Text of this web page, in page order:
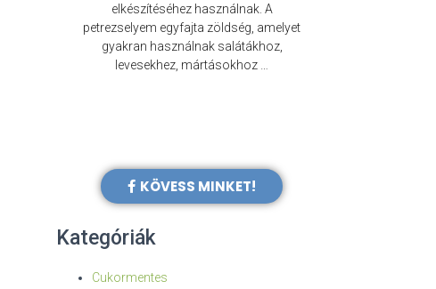
elkészítéséhez használnak. A
petrezselyem egyfajta zöldség, amelyet
gyakran használnak salátákhoz,
levesekhez, mártásokhoz …
KÖVESS MINKET!
Kategóriák
Cukormentes